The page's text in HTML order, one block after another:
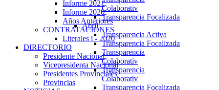
Colaborativ
Transparencia Focalizada
Abril
Transparencia Activa
Transparencia Focalizada
Transparencia
Colaborativ
Transparencia
Colaborativ
Transparencia Focalizada
Informe 2021
Informe 2020
Años Anteriores
CONTRATACIONES
Literales i - 2020
DIRECTORIO
Presidente Nacional
Vicepresidenta Nacional
Presidentes Provinciales
Provincias